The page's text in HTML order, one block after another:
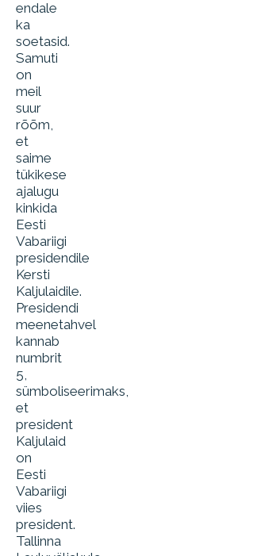
endale
ka
soetasid.
Samuti
on
meil
suur
rõõm,
et
saime
tükikese
ajalugu
kinkida
Eesti
Vabariigi
presidendile
Kersti
Kaljulaidile.
Presidendi
meenetahvel
kannab
numbrit
5,
sümboliseerimaks,
et
president
Kaljulaid
on
Eesti
Vabariigi
viies
president.
Tallinna